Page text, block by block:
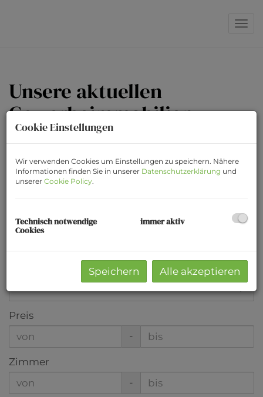
Unsere aktuellen
Gewerbeimmobilien
Alle
Miete
Objektart
Preis
-
Zimmer
-
Cookie Einstellungen
Wir verwenden Cookies um Einstellungen zu speichern. Nähere
Informationen finden Sie in unserer Datenschutzerklärung und
unserer Cookie Policy.
Technisch notwendige
Cookies
immer aktiv
Speichern Alle akzeptieren